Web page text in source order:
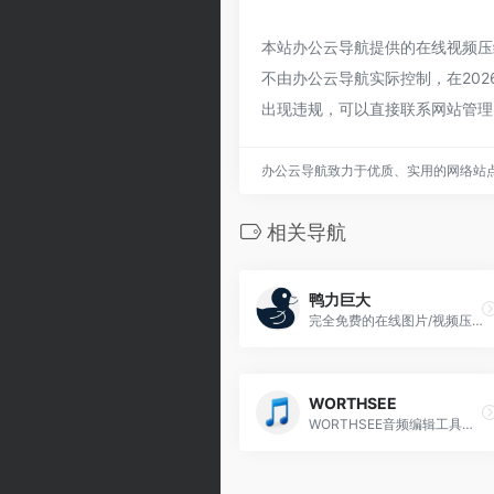
本站办公云导航提供的在线视频
不由办公云导航实际控制，在
出现违规，可以直接联系网站管
办公云导航致力于优质、实用的网络站
相关导航
鸭力巨大
完全免费的在线图片/视频压缩工具
WORTHSEE
WORTHSEE音频编辑工具箱是一款功能强大的在线音频处理平台，用户无需下载任何软件即可在浏览器中进行音频编辑和转换。